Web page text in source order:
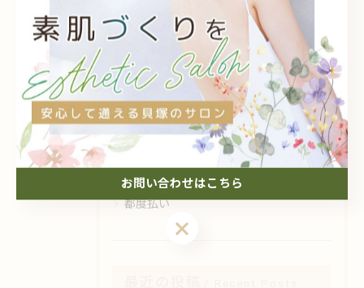
シミケア
エイジング対策
個人
メンズ
子供
介護
都度払い
お問い合わせはこちら